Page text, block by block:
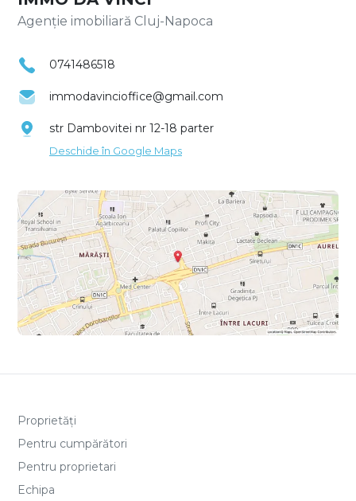
Agenție imobiliară Cluj-Napoca
0741486518
immodavincioffice@gmail.com
str Dambovitei nr 12-18 parter
Deschide în Google Maps
Proprietăți
Pentru cumpărători
Pentru proprietari
Echipa